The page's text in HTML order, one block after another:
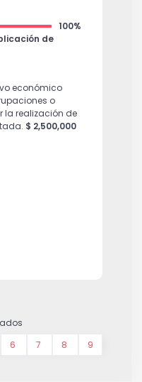
100%
de
económico
o
la realización de
$ 2,500,000
6 7 8
9